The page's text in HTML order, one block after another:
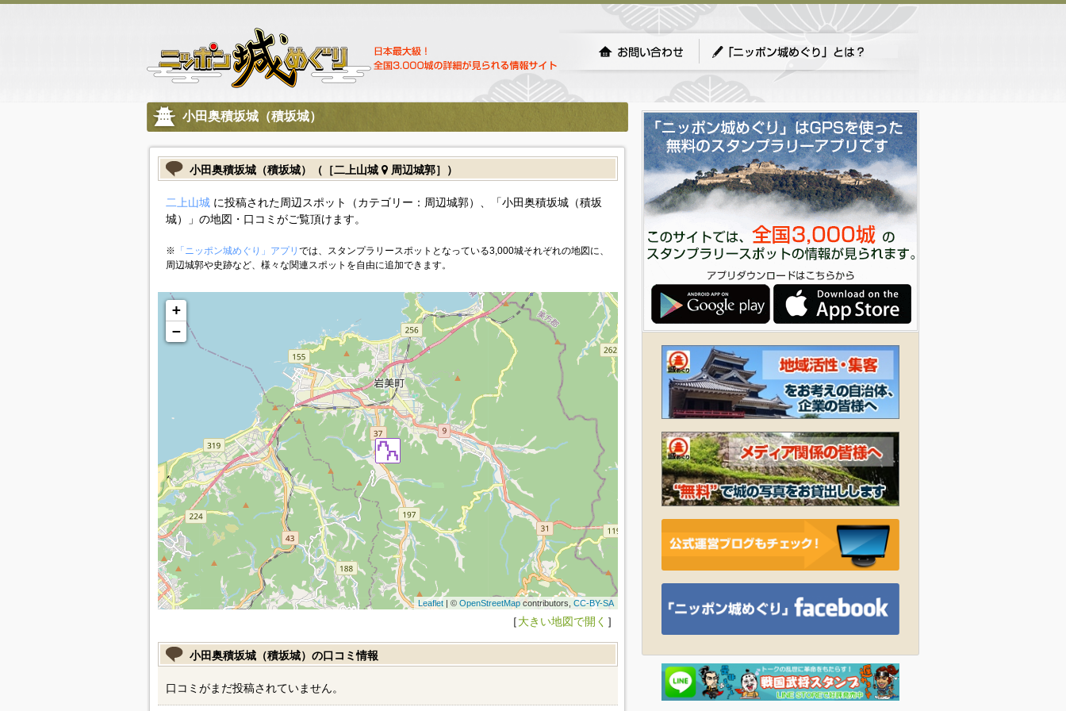
小田奥積坂城（積坂城）
小田奥積坂城（積坂城）（［二上山城 周辺城郭］）
二上山城に投稿された周辺スポット（カテゴリー：周辺城郭）、「小田奥積坂城（積坂
城）」の地図・口コミがご覧頂けます。
※ 「ニッポン城めぐり」アプリ では、スタンプラリースポットとなっている3,000城それぞれの地図に、
周辺城郭や史跡など、様々な関連スポットを自由に追加できます。
+
−
Leaflet| © OpenStreetMapcontributors, CC-BY-SA
［大きい地図で開く ］
小田奥積坂城（積坂城）の口コミ情報
口コミがまだ投稿されていません。